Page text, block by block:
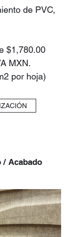
de PVC,
$1,780.00
MXN.
por hoja)
/ Acabado